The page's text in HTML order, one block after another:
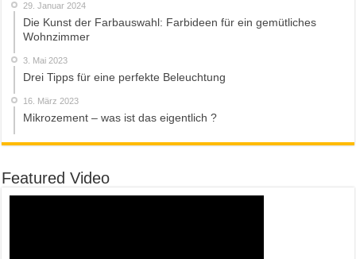
29. Januar 2024
Die Kunst der Farbauswahl: Farbideen für ein gemütliches
Wohnzimmer
3. Mai 2023
Drei Tipps für eine perfekte Beleuchtung
16. März 2023
Mikrozement – was ist das eigentlich ?
Featured Video